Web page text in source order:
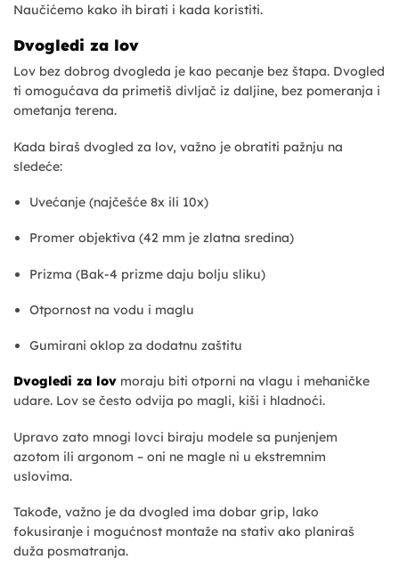
Naučićemo kako ih birati i kada koristiti.
Dvogledi za lov
Lov bez dobrog dvogleda je kao pecanje bez štapa. Dvogled
ti omogućava da primetiš divljač iz daljine, bez pomeranja i
ometanja terena.
Kada biraš dvogled za lov, važno je obratiti pažnju na
sledeće:
Uvećanje (najčešće 8x ili 10x)
Promer objektiva (42 mm je zlatna sredina)
Prizma (Bak-4 prizme daju bolju sliku)
Otpornost na vodu i maglu
Gumirani oklop za dodatnu zaštitu
Dvogledi za lov moraju biti otporni na vlagu i mehaničke
udare. Lov se često odvija po magli, kiši i hladnoći.
Upravo zato mnogi lovci biraju modele sa punjenjem
azotom ili argonom – oni ne magle ni u ekstremnim
uslovima.
Takođe, važno je da dvogled ima dobar grip, lako
fokusiranje i mogućnost montaže na stativ ako planiraš
duža posmatranja.